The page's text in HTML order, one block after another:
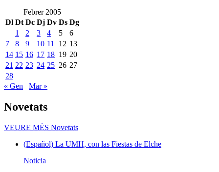
Febrer 2005
Dl Dt Dc Dj Dv Ds Dg
1
2 3 4 5
6
7
8 9 10 11 12 13
14 15 16 17 18 19 20
21 22 23 24 25 26 27
28
« Gen
Mar »
Novetats
VEURE MÉS Novetats
(Español) La UMH, con las Fiestas de Elche
Noticia